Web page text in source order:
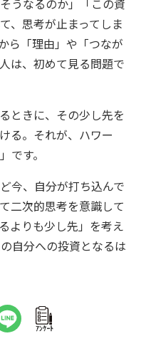
うなるのか」「この資
、思考が止まってしま
ら「理由」や「つなが
は、初めて見る問題で
ときに、その少し先を
る。それが、ハワー
です。
今、自分が打ち込んで
二次的思考を意識して
よりも少し先」を考え
自分への投資となるは
ｱﾝｹｰﾄ